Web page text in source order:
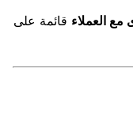
مع العملاء قائمة على